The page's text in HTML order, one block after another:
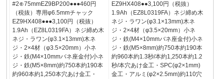
#2⊕75mmEZ9BP200●●●460円
（税抜）専用φ6.5mmチャック
EZ9HX408●●●3,100円（税抜）
1.9Ah（EZ8L0319FA）ネジ締め木
ネジ・ラワン(φ3.1×13mm)木ネ
ジ・2×4材（φ3.5×20mm）小ネ
ジ・鉄(M4×10mmバネ座金付)小ネ
ジ・鉄(M5×8mm)約750本約190本
約960本約1,250本穴あけ金工・
EZ9HX408●●3,100円（税抜）
1.9Ah（EZ8L0319FA）ネジ締め木
ネジ・ラワン(φ3.1×13mm)木ネ
ジ・2×4材（φ3.5×20mm）小ネ
ジ・鉄(M4×10mmバネ座金付)小ネ
ジ・鉄(M5×8mm)約750本約190本
約960本約1.3秒/本約1,250本約1.2
秒/本穴あけ金工・SPC(φ2×1mm)
金工・アルミ(φ2×2.5mm)約110穴